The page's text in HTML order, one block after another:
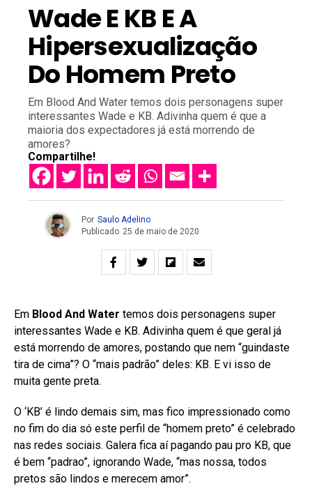
Wade E KB E A
Hipersexualização
Do Homem Preto
Em Blood And Water temos dois personagens super
interessantes Wade e KB. Adivinha quem é que a
maioria dos expectadores já está morrendo de
amores?
Compartilhe!
Por Saulo Adelino
Publicado 25 de maio de 2020
Em Blood And Water temos dois personagens super
interessantes Wade e KB. Adivinha quem é que geral já
está morrendo de amores, postando que nem “guindaste
tira de cima”? O “mais padrão” deles: KB. E vi isso de
muita gente preta.
O ‘KB’ é lindo demais sim, mas fico impressionado como
no fim do dia só este perfil de “homem preto” é celebrado
nas redes sociais. Galera fica aí pagando pau pro KB, que
é bem “padrao”, ignorando Wade, “mas nossa, todos
pretos são lindos e merecem amor”.